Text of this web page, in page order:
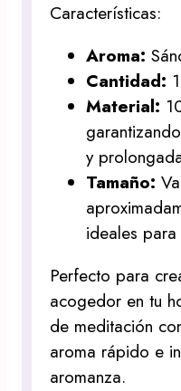
Características:
Aroma:
Cantidad:
Material:
y
Tamaño:
ideales
Perfecto para
acogedor en tu
de meditación
aroma rápido e
aromanza.